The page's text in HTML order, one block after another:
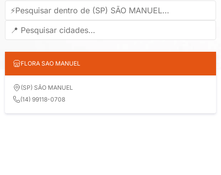
FLORA SAO MANUEL
(SP) SÃO MANUEL
(14) 99118-0708